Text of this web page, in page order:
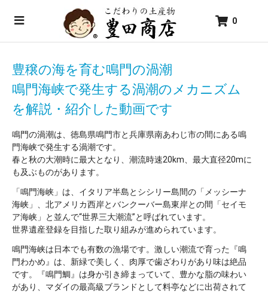
0
豊穣の海を育む鳴門の渦潮
鳴門海峡で発生する渦潮のメカニズム
を解説・紹介した動画です
鳴門の渦潮は、徳島県鳴門市と兵庫県南あわじ市の間にある鳴
門海峡で発生する渦潮です。
春と秋の大潮時に最大となり、潮流時速20km、最大直径20mに
も及ぶものがあります。
「鳴門海峡」は、イタリア半島とシシリー島間の「メッシーナ
海峡」、北アメリカ西岸とバンクーバー島東岸との間「セイモ
ア海峡」と並んで“世界三大潮流”と呼ばれています。
世界遺産登録を目指した取り組みが進められています。
鳴門海峡は日本でも有数の漁場です。激しい潮流で育った『鳴
門わかめ』は、新緑で美しく、肉厚で歯ざわりがあり味は絶品
です。『鳴門鯛』は身か引き締まっていて、豊かな脂の味わい
があり、マダイの最高級ブランドとして料亭などに出荷されて